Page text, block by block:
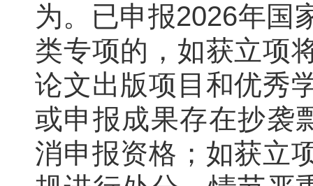
为。已申报2026年国
类专项的，如获立项
论文出版项目和优秀
或申报成果存在抄袭
消申报资格；如获立